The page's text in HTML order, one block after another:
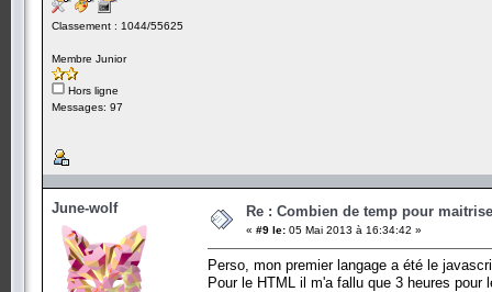
Classement : 1044/55625
Membre Junior
Hors ligne
Messages: 97
June-wolf Re : Combien de temp pour
« #9 le: 05 Mai 2013 à 16:34:42 »
Perso, mon premier langage a été le
Pour le HTML il m'a fallu que 3 heures